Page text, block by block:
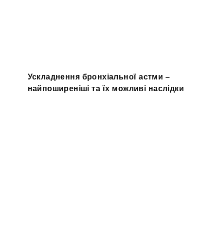
Ускладнення бронхіальної астми –
найпоширеніші та їх можливі наслідки